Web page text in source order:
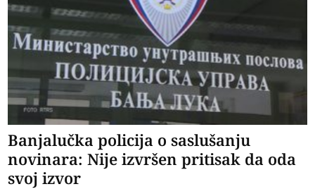
Banjalučka policija o saslušanju
novinara: Nije izvršen pritisak da oda
svoj izvor